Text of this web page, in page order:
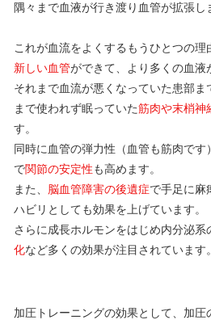
隅々まで血液が行き渡り血管が拡張し
これが血流をよくするもうひとつの理
新しい血管ができて、より多くの血液
それまで血流が悪くなっていた患部
まで使われず眠っていた筋肉や末梢神
す。
同時に血管の弾力性（血管も筋肉です
で関節の安定性 も高めます。
また、 脳血管障害の後遺症で手足に麻
ハビリとしても効果を上げています。
さらに成長ホルモンをはじめ内分泌系
化など多くの効果が注目されています。
加圧トレーニングの効果として、加圧